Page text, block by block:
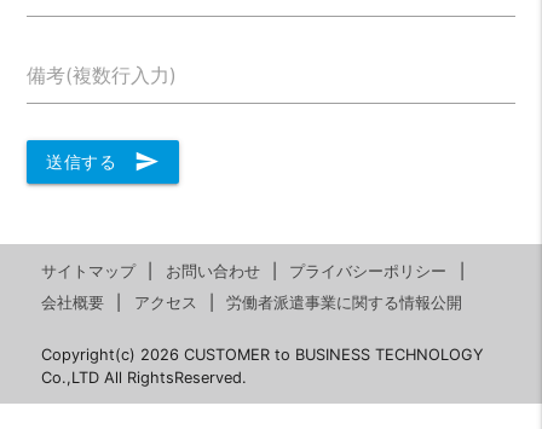
備考(複数行入力)
送信する send
サイトマップ お問い合わせ
プライバシーポリシー
会社概要
アクセス 労働者派遣事業に関する情報公開
Copyright(c) 2026 CUSTOMER to BUSINESS TECHNOLOGY
Co.,LTD All RightsReserved.